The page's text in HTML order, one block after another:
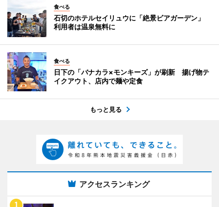
食べる
石切のホテルセイリュウに「絶景ビアガーデン」
利用者は温泉無料に
食べる
日下の「バナカラ×モンキーズ」が刷新 揚げ物テ
イクアウト、店内で麺や定食
もっと見る
アクセスランキング